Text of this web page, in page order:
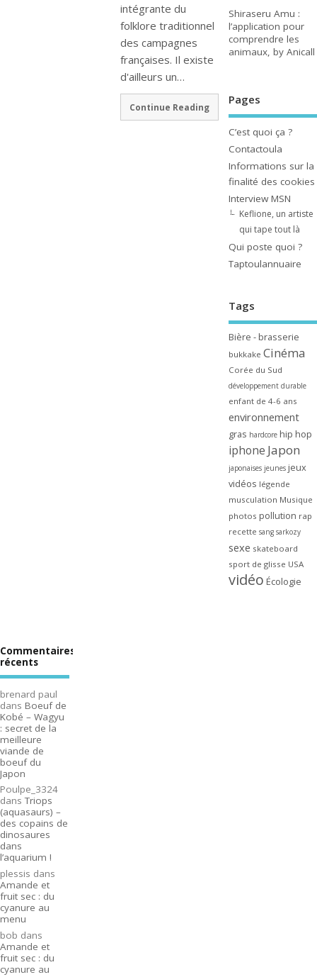
intégrante du
folklore traditionnel
des campagnes
françaises. Il existe
d'ailleurs un…
Continue Reading
Shiraseru Amu :
l’application pour
comprendre les
animaux, by Anicall
Pages
C’est quoi ça ?
Contactoula
Informations sur la
finalité des cookies
Interview MSN
Keflione, un artiste
qui tape tout là
Qui poste quoi ?
Taptoulannuaire
Tags
Bière - brasserie
bukkake Cinéma
Corée du Sud
développement durable
enfant de 4-6 ans
environnement
gras hardcore hip hop
iphone Japon
japonaises jeunes jeux
vidéos légende
musculation Musique
photos pollution rap
recette sang sarkozy
sexe skateboard
sport de glisse USA
vidéo Écologie
Commentaires
récents
brenard paul
dans Boeuf de
Kobé – Wagyu
: secret de la
meilleure
viande de
boeuf du
Japon
Poulpe_3324
dansTriops
(aquasaurs) –
des copains de
dinosaures
dans
l’aquarium !
plessis dans
Amande et
fruit sec : du
cyanure au
menu
bob dans
Amande et
fruit sec : du
cyanure au